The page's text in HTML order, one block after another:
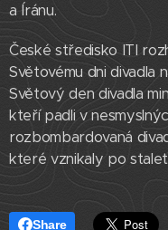
a Íránu.
České středisko ITI
Světovému dni divadla
Světový den divadla
kteří padli v
rozbombardovaná
které vznikaly po
Share